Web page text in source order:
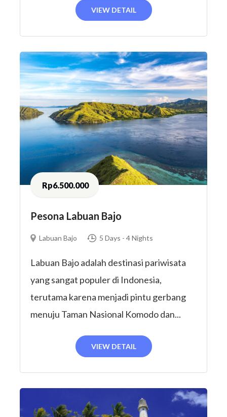
VIEW DETAIL
Rp6.500.000
Pesona Labuan Bajo
Labuan Bajo 5 Days - 4 Nights
Labuan Bajo adalah destinasi pariwisata
yang sangat populer di Indonesia,
terutama karena menjadi pintu gerbang
menuju Taman Nasional Komodo dan...
VIEW DETAIL